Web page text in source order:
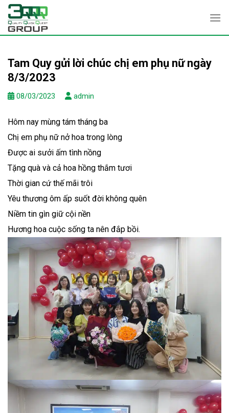
Skip
content
Tam Quy gửi lời chúc chị em phụ nữ ngày
8/3/2023
08/03/2023 admin
Hôm nay mùng tám tháng ba
Chị em phụ nữ nở hoa trong lòng
Được ai sưởi ấm tình nồng
Tặng quà và cả hoa hồng thắm tươi
Thời gian cứ thế mãi trôi
Yêu thương ôm ấp suốt đời không quên
Niềm tin gìn giữ cội nền
Hương hoa cuộc sống ta nên đắp bồi.